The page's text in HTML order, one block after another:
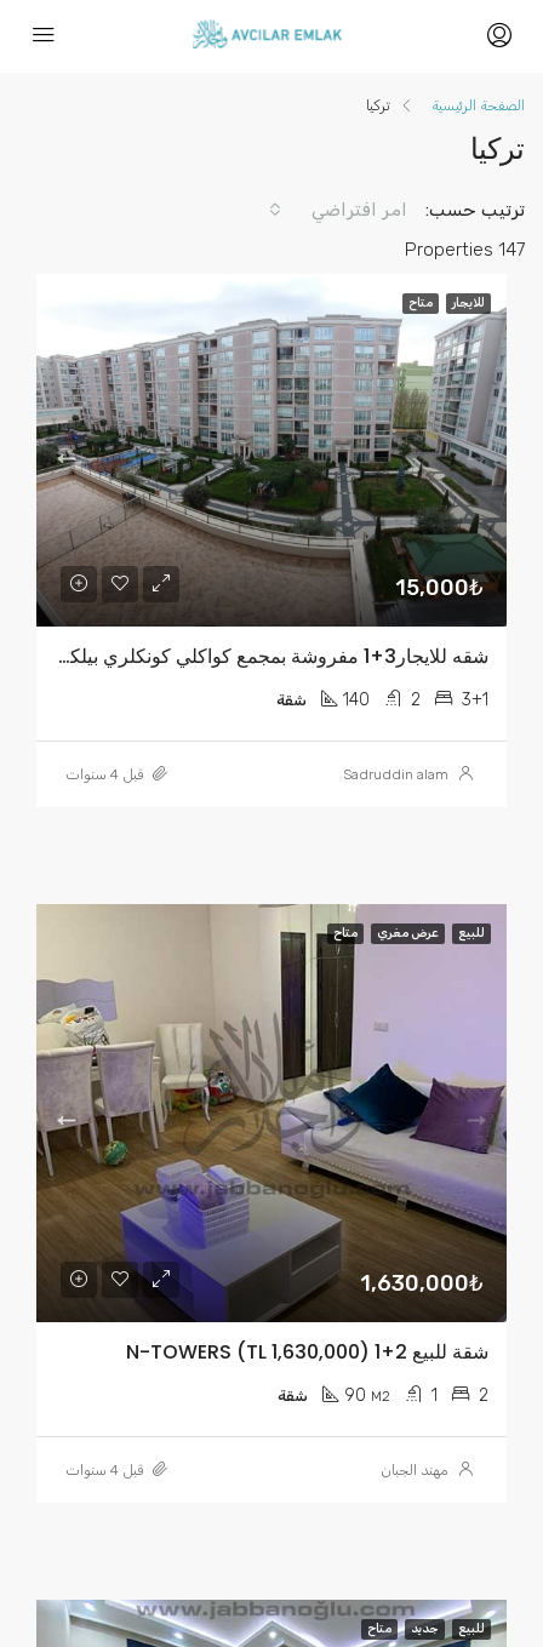
الصفحة الرئيسية تركيا
تركيا
147 Properties
ترتيب حسب: امر افتراضي
للايجار متاح
15,000₺
شقه للايجار3+1 مفروشة بمجمع كواكلي كونكلري بيلكدوزو
3+1
2
140 شقة
Sadruddin alam قبل 4 سنوات
للبيع عرض مغري متاح
1,630,000₺
شقة للبيع 2+1 N-TOWERS (TL 1,630,000)
2
1
90 M2 شقة
مهند الجبان قبل 4 سنوات
للبيع جديد متاح